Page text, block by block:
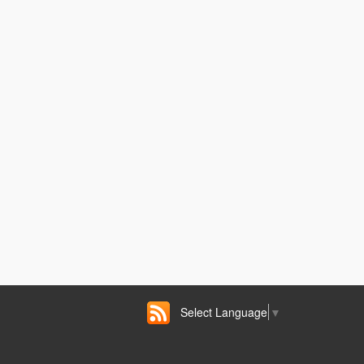
Select Language ▼